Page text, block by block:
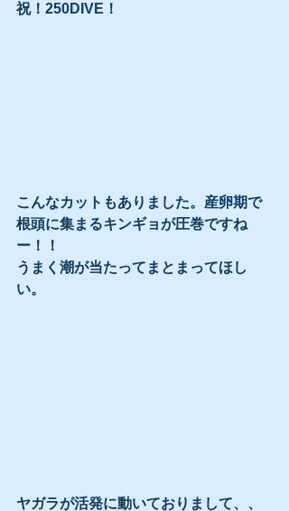
祝！250DIVE！
こんなカットもありました。産卵期で
根頭に集まるキンギョが圧巻ですね
ー！！
うまく潮が当たってまとまってほし
い。
ヤガラが活発に動いておりまして、、